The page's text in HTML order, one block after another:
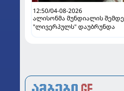
12:50/04-08-2026
ალისონმა მუნდიალის
"ლივერპულს" დაუბრუნდა